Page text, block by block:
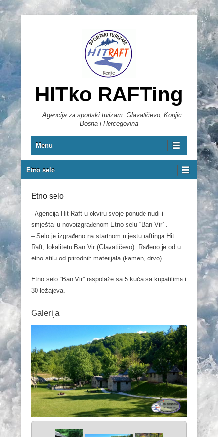
HITko RAFTing
Agencija za sportski turizam. Glavatičevo, Konjic;
Bosna i Hercegovina
Primary Menu
Skip to content
Menu
Secondary Menu
Etno selo
Etno selo
- Agencija Hit Raft u okviru svoje ponude nudi i
smještaj u novoizgrađenom Etno selu “Ban Vir” .
– Selo je izgrađeno na startnom mjestu raftinga Hit
Raft, lokalitetu Ban Vir (Glavatičevo). Rađeno je od u
etno stilu od prirodnih materijala (kamen, drvo)
Etno selo “Ban Vir” raspolaže sa 5 kuća sa kupatilima i
30 ležajeva.
Galerija